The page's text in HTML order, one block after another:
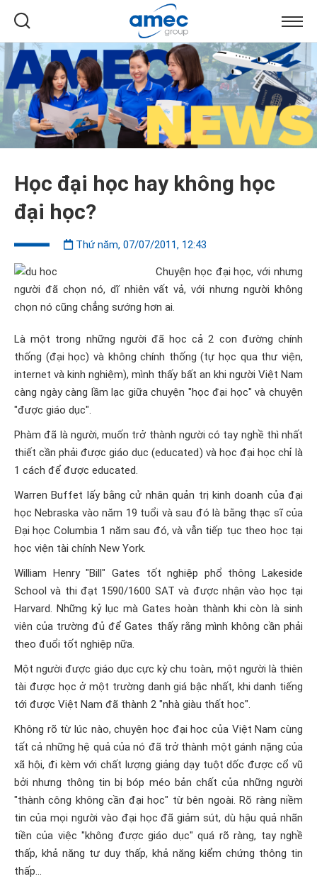
Học đại học hay không học
đại học?
Thứ năm, 07/07/2011, 12:43
Chuyện học đại học, với nhưng
người đã chọn nó, dĩ nhiên vất vả, với nhưng người không
chọn nó cũng chẳng sướng hơn ai.
Là một trong những người đã học cả 2 con đường chính
thống (đại học) và không chính thống (tự học qua thư viện,
internet và kinh nghiệm), mình thấy bất an khi người Việt Nam
càng ngày càng lầm lạc giữa chuyện "học đại học" và chuyện
"được giáo dục".
Phàm đã là người, muốn trở thành người có tay nghề thì nhất
thiết cần phải được giáo dục (educated) và học đại học chỉ là
1 cách để được educated.
Warren Buffet lấy bằng cử nhân quản trị kinh doanh của đại
học Nebraska vào năm 19 tuổi và sau đó là bằng thạc sĩ của
Đại học Columbia 1 năm sau đó, và vẫn tiếp tục theo học tại
học viện tài chính New York.
William Henry "Bill" Gates tốt nghiệp phổ thông Lakeside
School và thi đạt 1590/1600 SAT và được nhận vào học tại
Harvard. Những kỷ lục mà Gates hoàn thành khi còn là sinh
viên của trường đủ để Gates thấy rằng mình không cần phải
theo đuổi tốt nghiệp nữa.
Một người được giáo dục cực kỳ chu toàn, một người là thiên
tài được học ở một trường danh giá bậc nhất, khi danh tiếng
tới được Việt Nam đã thành 2 "nhà giàu thất học".
Không rõ từ lúc nào, chuyện học đại học của Việt Nam cùng
tất cả những hệ quả của nó đã trở thành một gánh nặng của
xã hội, đi kèm với chất lượng giảng dạy tuột dốc được cổ vũ
bởi nhưng thông tin bị bóp méo bản chất của những người
"thành công không cần đại học" từ bên ngoài. Rõ ràng niềm
tin của mọi người vào đại học đã giảm sút, dù hậu quả nhãn
tiền của việc "không được giáo dục" quá rõ ràng, tay nghề
thấp, khả năng tư duy thấp, khả năng kiểm chứng thông tin
thấp...